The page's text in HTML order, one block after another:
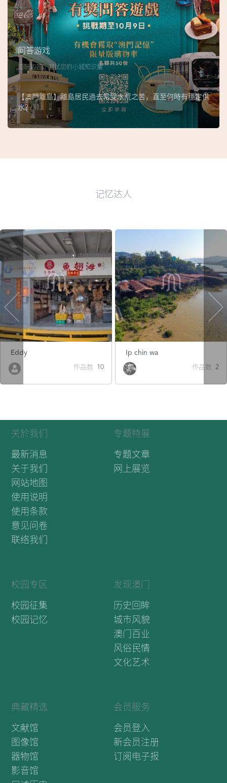
问答游戏
边玩边答，测试您的小城知识量
【澳門離島】離島居民過去常受水荒之苦，直至何時有穩定供
水？
记忆达人
Eddy
作品数 10
Ip chin wa
作品数 2
关於我们
最新消息
关于我们
网站地图
使用说明
使用条款
意见问卷
联络我们
专题特展
专题文章
网上展览
校园专区
校园征集
校园记忆
发现澳门
历史回眸
城市风貌
澳门百业
风俗民情
文化艺术
典藏精选
文献馆
图像馆
器物馆
影音馆
会员服务
会员登入
新会员注册
订阅电子报